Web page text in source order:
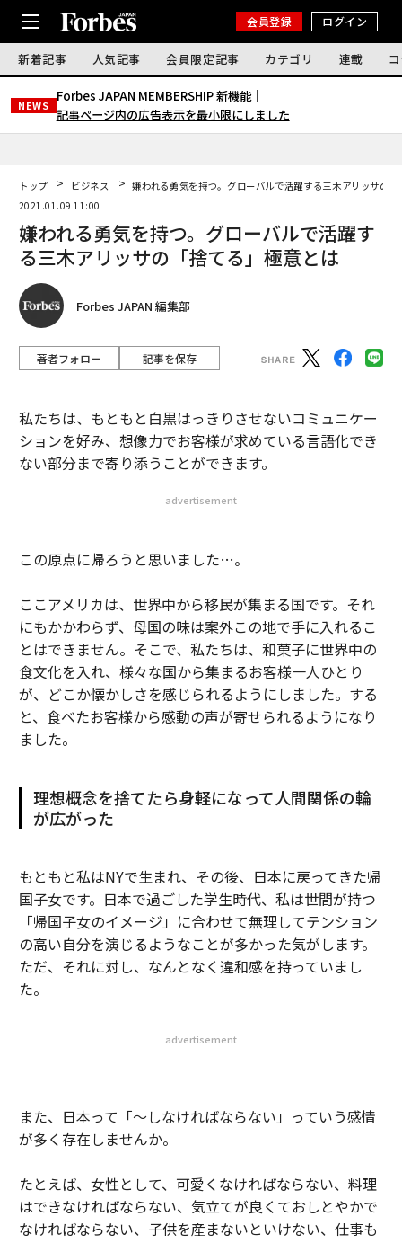
会員登録 ログイン
新着記事 人気記事 会員限定記事 カテゴリ 連載
NEWS
Forbes JAPAN MEMBERSHIP 新機能｜
記事ページ内の広告表示を最小限にしました
トップ ビジネス
嫌われる勇気を持つ。グローバルで活躍する三木アリッサの
2021.01.09 11:00
嫌われる勇気を持つ。グローバルで活躍す
る三木アリッサの「捨てる」極意とは
Forbes JAPAN 編集部
著者フォロー 記事を保存
私たちは、もともと白黒はっきりさせないコミュニケー
ションを好み、想像力でお客様が求めている言語化でき
ない部分まで寄り添うことができます。
advertisement
この原点に帰ろうと思いました…。
ここアメリカは、世界中から移民が集まる国です。それ
にもかかわらず、母国の味は案外この地で手に入れるこ
とはできません。そこで、私たちは、和菓子に世界中の
食文化を入れ、様々な国から集まるお客様一人ひとり
が、どこか懐かしさを感じられるようにしました。する
と、食べたお客様から感動の声が寄せられるようになり
ました。
理想概念を捨てたら身軽になって人間関係の輪
が広がった
もともと私はNYで生まれ、その後、日本に戻ってきた帰
国子女です。日本で過ごした学生時代、私は世間が持つ
「帰国子女のイメージ」に合わせて無理してテンション
の高い自分を演じるようなことが多かった気がします。
ただ、それに対し、なんとなく違和感を持っていまし
た。
advertisement
また、日本って「〜しなければならない」っていう感情
が多く存在しませんか。
たとえば、女性として、可愛くなければならない、料理
はできなければならない、気立てが良くておしとやかで
なければならない、子供を産まないといけない、仕事も